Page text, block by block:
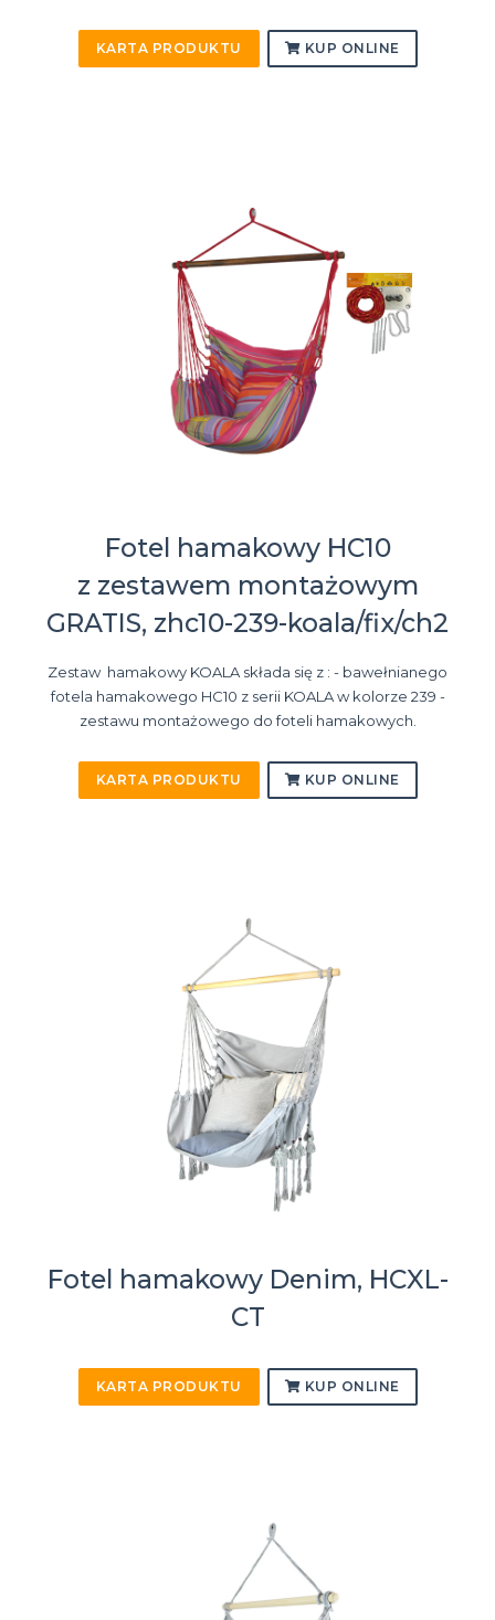
KARTA PRODUKTU KUP ONLINE
Fotel hamakowy HC10
z zestawem montażowym
GRATIS, zhc10-239-koala/fix/ch2
Zestaw hamakowy KOALA składa się z : - bawełnianego
fotela hamakowego HC10 z serii KOALA w kolorze 239 -
zestawu montażowego do foteli hamakowych.
KARTA PRODUKTU KUP ONLINE
Fotel hamakowy Denim, HCXL-
CT
KARTA PRODUKTU KUP ONLINE